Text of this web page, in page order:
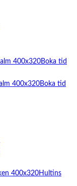
Boka tid
Boka tid
Hultins